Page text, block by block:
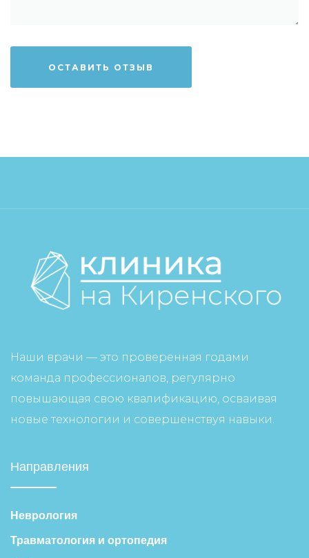
Наши врачи — это проверенная годами
команда профессионалов, регулярно
повышающая свою квалификацию, осваивая
новые технологии и совершенствуя навыки.
Направления
Неврология
Травматология и ортопедия